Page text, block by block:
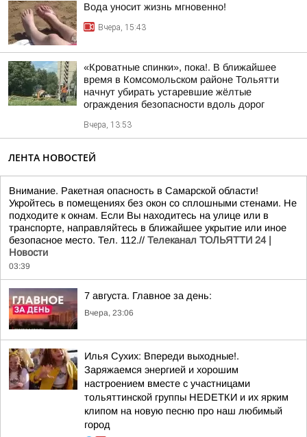
Вода уносит жизнь мгновенно!
Вчера, 15:43
«Кроватные спинки», пока!. В ближайшее
время в Комсомольском районе Тольятти
начнут убирать устаревшие жёлтые
ограждения безопасности вдоль дорог
Вчера, 13:53
ЛЕНТА НОВОСТЕЙ
Внимание. Ракетная опасность в Самарской области!
Укройтесь в помещениях без окон со сплошными стенами. Не
подходите к окнам. Если Вы находитесь на улице или в
транспорте, направляйтесь в ближайшее укрытие или иное
безопасное место. Тел. 112.// Телеканал ТОЛЬЯТТИ 24 |
Новости
03:39
7 августа. Главное за день:
Вчера, 23:06
Илья Сухих: Впереди выходные!.
Заряжаемся энергией и хорошим
настроением вместе с участницами
тольяттинской группы НЕDЕТКИ и их ярким
клипом на новую песню про наш любимый
город